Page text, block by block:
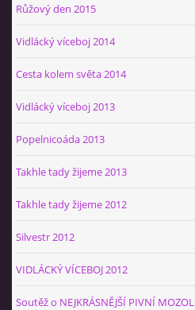
Růžový den 2015
Vidlácký víceboj 2014
Cesta kolem světa 2014
Vidlácký víceboj 2013
Popelnicoáda 2013
Takhle tady žijeme 2013
Takhle tady žijeme 2012
Silvestr 2012
VIDLÁCKÝ VÍCEBOJ 2012
Soutěž o NEJKRÁSNĚJŠÍ PIVNÍ MOZOL